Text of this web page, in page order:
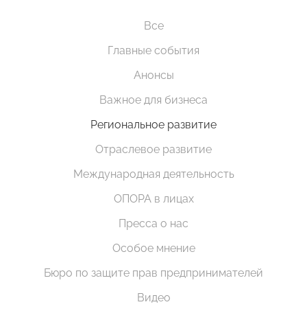
Все
Главные события
Анонсы
Важное для бизнеса
Региональное развитие
Отраслевое развитие
Международная деятельность
ОПОРА в лицах
Пресса о нас
Особое мнение
Бюро по защите прав предпринимателей
Видео